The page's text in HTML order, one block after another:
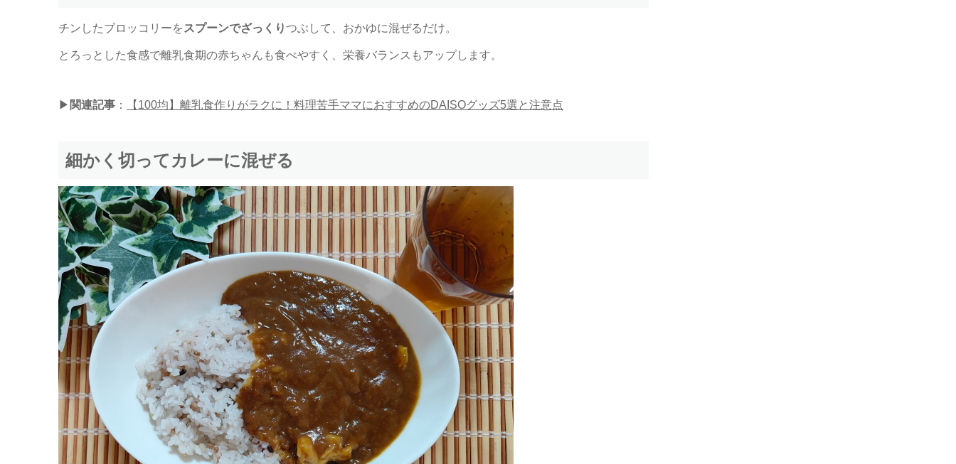
チンしたブロッコリーを スプーンでざっくりつぶして、おかゆに混ぜるだけ。
とろっとした食感で離乳食期の赤ちゃんも食べやすく、栄養バランスもアップします。
▶︎ 関連記事 ： 【100均】離乳食作りがラクに！料理苦手ママにおすすめのDAISOグッズ5選と注意点
細かく切ってカレーに混ぜる